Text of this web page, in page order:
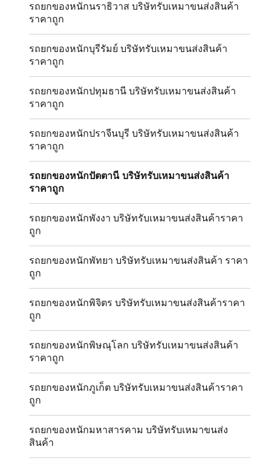
รถยกของหนักนราธิวาส บริษัทรับเหมาขนส่งสินค้า
ราคาถูก
รถยกของหนักบุรีรัมย์ บริษัทรับเหมาขนส่งสินค้า
ราคาถูก
รถยกของหนักปทุมธานี บริษัทรับเหมาขนส่งสินค้า
ราคาถูก
รถยกของหนักปราจีนบุรี บริษัทรับเหมาขนส่งสินค้า
ราคาถูก
รถยกของหนักปัตตานี บริษัทรับเหมาขนส่งสินค้า
ราคาถูก
รถยกของหนักพังงา บริษัทรับเหมาขนส่งสินค้าราคา
ถูก
รถยกของหนักพัทยา บริษัทรับเหมาขนส่งสินค้า ราคา
ถูก
รถยกของหนักพิจิตร บริษัทรับเหมาขนส่งสินค้าราคา
ถูก
รถยกของหนักพิษณุโลก บริษัทรับเหมาขนส่งสินค้า
ราคาถูก
รถยกของหนักภูเก็ต บริษัทรับเหมาขนส่งสินค้าราคา
ถูก
รถยกของหนักมหาสารคาม บริษัทรับเหมาขนส่ง
สินค้า